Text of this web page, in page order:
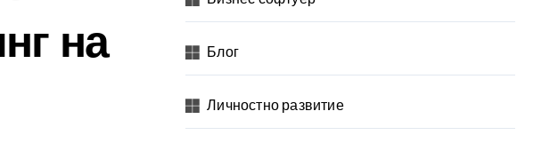
за навлизане на изкуствен интелект в хотелиерството
на
Блог
Личностно развитие